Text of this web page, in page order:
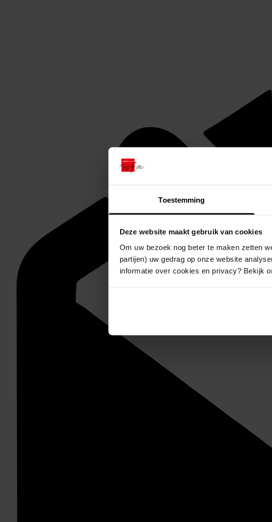
Toestemming
Deze website maakt gebruik van cookies
Om uw bezoek nog beter te maken zetten
partijen) uw gedrag op onze website
informatie over cookies en privacy? Bekijk